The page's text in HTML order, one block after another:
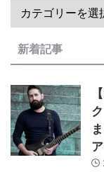
新着記事